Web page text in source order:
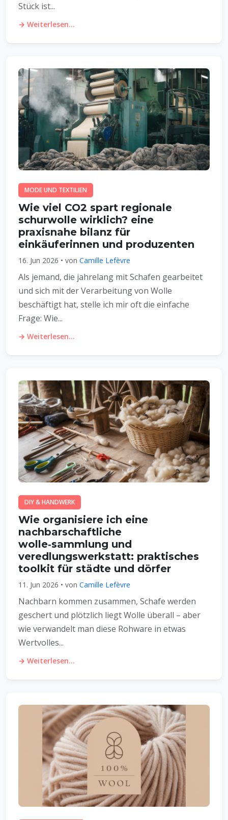
Stück ist...
→ Weiterlesen...
MODE UND TEXTILIEN
Wie viel CO2 spart regionale
schurwolle wirklich? eine
praxisnahe bilanz für
einkäuferinnen und produzenten
16. Jun 2026 • von Camille Lefèvre
Als jemand, die jahrelang mit Schafen gearbeitet
und sich mit der Verarbeitung von Wolle
beschäftigt hat, stelle ich mir oft die einfache
Frage: Wie...
→ Weiterlesen...
DIY & HANDWERK
Wie organisiere ich eine
nachbarschaftliche
wolle‑sammlung und
veredlungswerkstatt: praktisches
toolkit für städte und dörfer
11. Jun 2026 • von Camille Lefèvre
Nachbarn kommen zusammen, Schafe werden
geschert und plötzlich liegt Wolle überall – aber
wie verwandelt man diese Rohware in etwas
Wertvolles...
→ Weiterlesen...